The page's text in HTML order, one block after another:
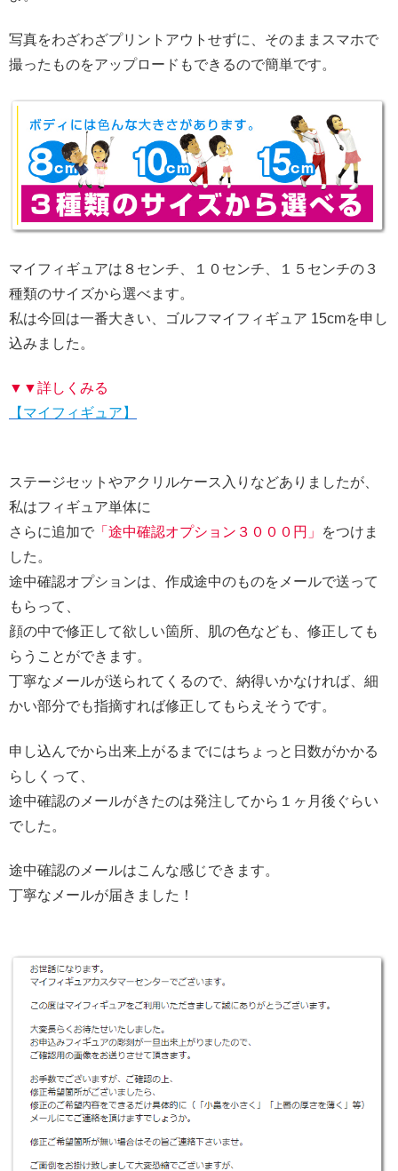
写真をわざわざプリントアウトせずに、そのままスマホで
撮ったものをアップロードもできるので簡単です。
マイフィギュアは８センチ、１０センチ、１５センチの３
種類のサイズから選べます。
私は今回は一番大きい、ゴルフマイフィギュア 15cmを申し
込みました。
▼▼詳しくみる
【マイフィギュア】
ステージセットやアクリルケース入りなどありましたが、
私はフィギュア単体に
さらに追加で 「途中確認オプション３０００円」
をつけま
した。
途中確認オプションは、作成途中のものをメールで送って
もらって、
顔の中で修正して欲しい箇所、肌の色なども、修正しても
らうことができます。
丁寧なメールが送られてくるので、納得いかなければ、細
かい部分でも指摘すれば修正してもらえそうです。
申し込んでから出来上がるまでにはちょっと日数がかかる
らしくって、
途中確認のメールがきたのは発注してから１ヶ月後ぐらい
でした。
途中確認のメールはこんな感じできます。
丁寧なメールが届きました！